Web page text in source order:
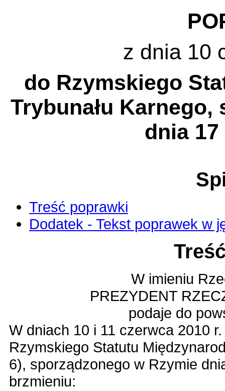
z dnia 10
do Rzymskiego
Trybunału
dnia
Treść poprawki
Dodatek - Tekst poprawek w
W imieniu
PREZYDENT
podaje do
W dniach 10 i 11 czerwca 2010
Rzymskiego Statutu
6), sporządzonego w Rzymie
brzmieniu: